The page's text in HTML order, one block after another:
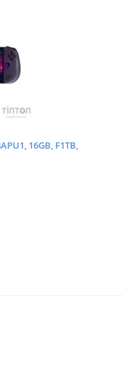
16GB, F1TB,